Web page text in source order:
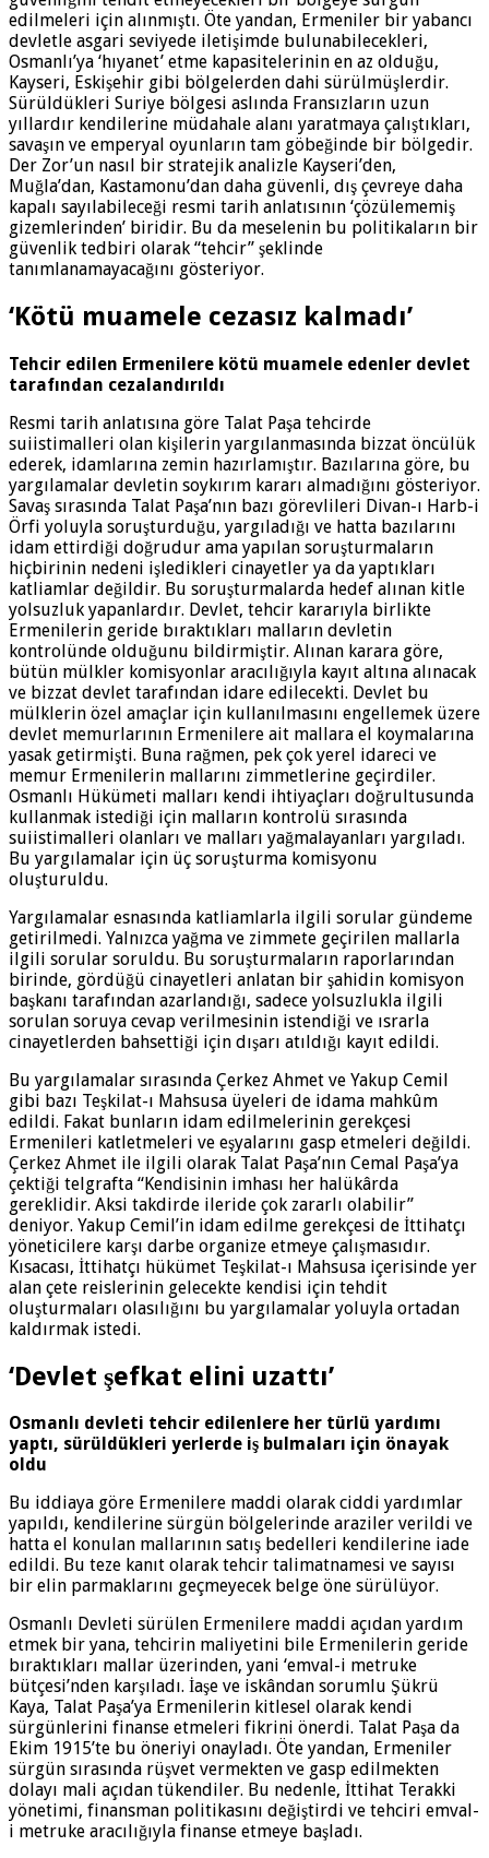
edilmeleri için alınmıştı. Öte yandan, Ermeniler bir yabancı
devletle asgari seviyede iletişimde bulunabilecekleri,
Osmanlı’ya ‘hıyanet’ etme kapasitelerinin en az olduğu,
Kayseri, Eskişehir gibi bölgelerden dahi sürülmüşlerdir.
Sürüldükleri Suriye bölgesi aslında Fransızların uzun
yıllardır kendilerine müdahale alanı yaratmaya çalıştıkları,
savaşın ve emperyal oyunların tam göbeğinde bir bölgedir.
Der Zor’un nasıl bir stratejik analizle Kayseri’den,
Muğla’dan, Kastamonu’dan daha güvenli, dış çevreye daha
kapalı sayılabileceği resmi tarih anlatısının ‘çözülememiş
gizemlerinden’ biridir. Bu da meselenin bu politikaların bir
güvenlik tedbiri olarak “tehcir” şeklinde
tanımlanamayacağını gösteriyor.
‘Kötü muamele cezasız kalmadı’
Tehcir edilen Ermenilere kötü muamele edenler devlet
tarafından cezalandırıldı
Resmi tarih anlatısına göre Talat Paşa tehcirde
suiistimalleri olan kişilerin yargılanmasında bizzat öncülük
ederek, idamlarına zemin hazırlamıştır. Bazılarına göre, bu
yargılamalar devletin soykırım kararı almadığını gösteriyor.
Savaş sırasında Talat Paşa’nın bazı görevlileri Divan-ı Harb-i
Örfi yoluyla soruşturduğu, yargıladığı ve hatta bazılarını
idam ettirdiği doğrudur ama yapılan soruşturmaların
hiçbirinin nedeni işledikleri cinayetler ya da yaptıkları
katliamlar değildir. Bu soruşturmalarda hedef alınan kitle
yolsuzluk yapanlardır. Devlet, tehcir kararıyla birlikte
Ermenilerin geride bıraktıkları malların devletin
kontrolünde olduğunu bildirmiştir. Alınan karara göre,
bütün mülkler komisyonlar aracılığıyla kayıt altına alınacak
ve bizzat devlet tarafından idare edilecekti. Devlet bu
mülklerin özel amaçlar için kullanılmasını engellemek üzere
devlet memurlarının Ermenilere ait mallara el koymalarına
yasak getirmişti. Buna rağmen, pek çok yerel idareci ve
memur Ermenilerin mallarını zimmetlerine geçirdiler.
Osmanlı Hükümeti malları kendi ihtiyaçları doğrultusunda
kullanmak istediği için malların kontrolü sırasında
suiistimalleri olanları ve malları yağmalayanları yargıladı.
Bu yargılamalar için üç soruşturma komisyonu
oluşturuldu.
Yargılamalar esnasında katliamlarla ilgili sorular gündeme
getirilmedi. Yalnızca yağma ve zimmete geçirilen mallarla
ilgili sorular soruldu. Bu soruşturmaların raporlarından
birinde, gördüğü cinayetleri anlatan bir şahidin komisyon
başkanı tarafından azarlandığı, sadece yolsuzlukla ilgili
sorulan soruya cevap verilmesinin istendiği ve ısrarla
cinayetlerden bahsettiği için dışarı atıldığı kayıt edildi.
Bu yargılamalar sırasında Çerkez Ahmet ve Yakup Cemil
gibi bazı Teşkilat-ı Mahsusa üyeleri de idama mahkûm
edildi. Fakat bunların idam edilmelerinin gerekçesi
Ermenileri katletmeleri ve eşyalarını gasp etmeleri değildi.
Çerkez Ahmet ile ilgili olarak Talat Paşa’nın Cemal Paşa’ya
çektiği telgrafta “Kendisinin imhası her halükârda
gereklidir. Aksi takdirde ileride çok zararlı olabilir”
deniyor. Yakup Cemil’in idam edilme gerekçesi de İttihatçı
yöneticilere karşı darbe organize etmeye çalışmasıdır.
Kısacası, İttihatçı hükümet Teşkilat-ı Mahsusa içerisinde yer
alan çete reislerinin gelecekte kendisi için tehdit
oluşturmaları olasılığını bu yargılamalar yoluyla ortadan
kaldırmak istedi.
‘Devlet şefkat elini uzattı’
Osmanlı devleti tehcir edilenlere her türlü yardımı
yaptı, sürüldükleri yerlerde iş bulmaları için önayak
oldu
Bu iddiaya göre Ermenilere maddi olarak ciddi yardımlar
yapıldı, kendilerine sürgün bölgelerinde araziler verildi ve
hatta el konulan mallarının satış bedelleri kendilerine iade
edildi. Bu teze kanıt olarak tehcir talimatnamesi ve sayısı
bir elin parmaklarını geçmeyecek belge öne sürülüyor.
Osmanlı Devleti sürülen Ermenilere maddi açıdan yardım
etmek bir yana, tehcirin maliyetini bile Ermenilerin geride
bıraktıkları mallar üzerinden, yani ‘emval-i metruke
bütçesi’nden karşıladı. İaşe ve iskândan sorumlu Şükrü
Kaya, Talat Paşa’ya Ermenilerin kitlesel olarak kendi
sürgünlerini finanse etmeleri fikrini önerdi. Talat Paşa da
Ekim 1915’te bu öneriyi onayladı. Öte yandan, Ermeniler
sürgün sırasında rüşvet vermekten ve gasp edilmekten
dolayı mali açıdan tükendiler. Bu nedenle, İttihat Terakki
yönetimi, finansman politikasını değiştirdi ve tehciri emval-
i metruke aracılığıyla finanse etmeye başladı.